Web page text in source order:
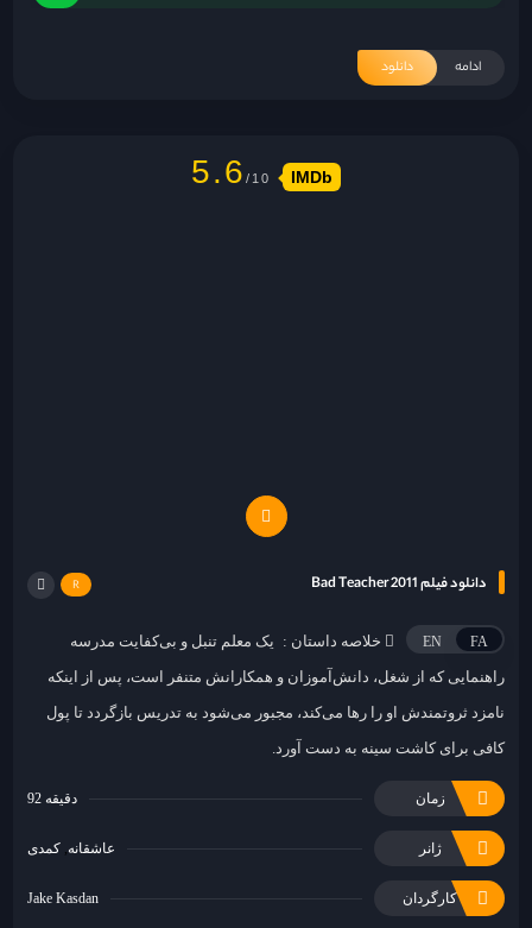
ادامه دانلود
دانلود فیلم Bad Teacher 2011 R
FA
EN خلاصه داستان : یک معلم تنبل و بی‌کفایت مدرسه
راهنمایی که از شغل، دانش‌آموزان و همکارانش متنفر است، پس از اینکه
نامزد ثروتمندش او را رها می‌کند، مجبور می‌شود به تدریس بازگردد تا پول
کافی برای کاشت سینه به دست آورد.
زمان 92 دقیقه
ژانر عاشقانه کمدی
کارگردان Jake Kasdan
5.6 IMDb